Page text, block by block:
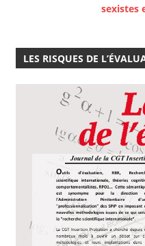
sexistes
LES RISQUES DE